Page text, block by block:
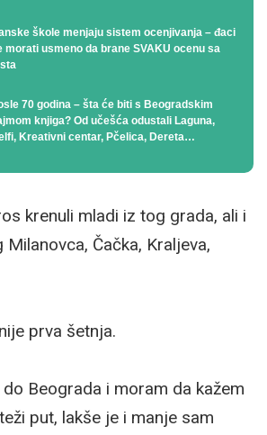
škole menjaju sistem ocenjivanja – đaci
morati usmeno da brane SVAKU ocenu sa
70 godina – šta će biti s Beogradskim
knjiga? Od učešća odustali Laguna,
Kreativni centar, Pčelica, Dereta…
krenuli mladi iz tog grada, ali i
Milanovca, Čačka, Kraljeva,
prva šetnja.
do Beograda i moram da kažem
put, lakše je i manje sam